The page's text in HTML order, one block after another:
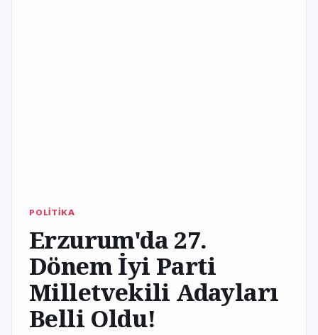
POLİTİKA
Erzurum'da 27.
Dönem İyi Parti
Milletvekili Adayları
Belli Oldu!